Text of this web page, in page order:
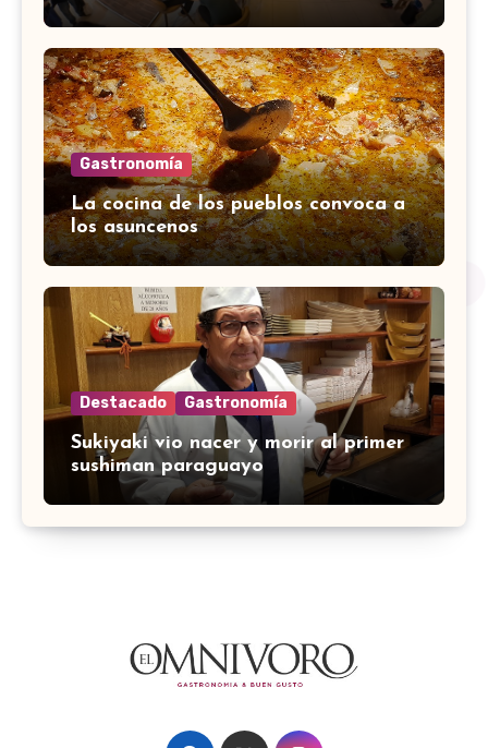
Gastronomía
La cocina de los pueblos convoca a
los asuncenos
Destacado Gastronomía
Sukiyaki vio nacer y morir al primer
sushiman paraguayo